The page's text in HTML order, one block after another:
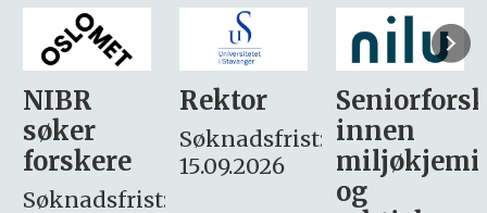
Rektor
Søknadsfrist:
15.09.2026
Seniorforsker
innen
miljøkjemi
søker
– fast